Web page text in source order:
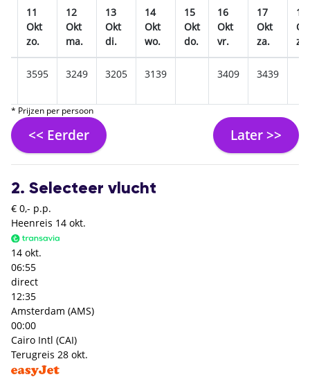
11
Okt
zo.
12
Okt
ma.
13
Okt
di.
14
Okt
wo.
15
Okt
do.
16
Okt
vr.
17
Okt
za.
18
zo.
3595 3249 3205 3139 3409 3439
* Prijzen per persoon
<< Eerder Later >>
2. Selecteer vlucht
€ 0,- p.p.
Heenreis 14 okt.
14 okt.
06:55
direct
12:35
Amsterdam (AMS)
00:00
Cairo Intl (CAI)
Terugreis 28 okt.